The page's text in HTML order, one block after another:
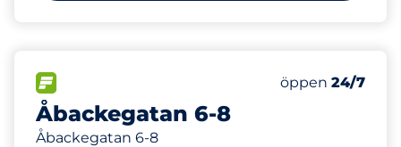
Åbackegatan 6-8
Åbackegatan 6-8
Antal
Totalt antal
Lördag
öppen 24/7
714 m